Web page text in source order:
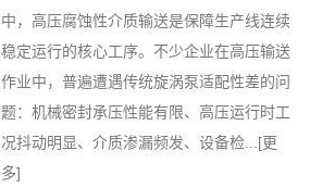
中，高压腐蚀性介质输送是保障生产线连续
稳定运行的核心工序。不少企业在高压输送
作业中，普遍遭遇传统旋涡泵适配性差的问
题：机械密封承压性能有限、高压运行时工
况抖动明显、介质渗漏频发、设备检...[更
多]